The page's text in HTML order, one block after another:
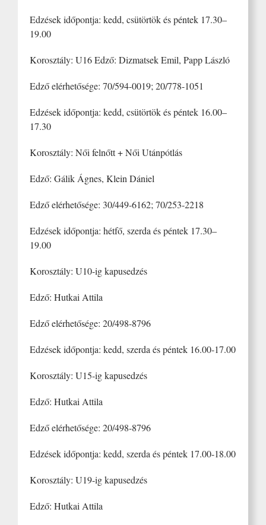
Edzések időpontja: kedd, csütörtök és péntek 17.30–
19.00
Korosztály: U16 Edző: Dizmatsek Emil, Papp László
Edző elérhetősége: 70/594-0019; 20/778-1051
Edzések időpontja: kedd, csütörtök és péntek 16.00–
17.30
Korosztály: Női felnőtt + Női Utánpótlás
Edző: Gálik Ágnes, Klein Dániel
Edző elérhetősége: 30/449-6162; 70/253-2218
Edzések időpontja: hétfő, szerda és péntek 17.30–
19.00
Korosztály: U10-ig kapusedzés
Edző: Hutkai Attila
Edző elérhetősége: 20/498-8796
Edzések időpontja: kedd, szerda és péntek 16.00-17.00
Korosztály: U15-ig kapusedzés
Edző: Hutkai Attila
Edző elérhetősége: 20/498-8796
Edzések időpontja: kedd, szerda és péntek 17.00-18.00
Korosztály: U19-ig kapusedzés
Edző: Hutkai Attila